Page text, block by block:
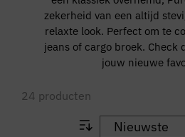
zekerheid van een altijd
relaxte look. Perfect om te
jeans of cargo broek. Check
jouw nieuwe
24 producten